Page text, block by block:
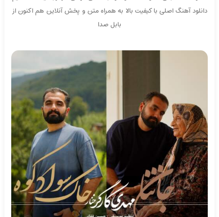
دانلود آهنگ اصلی با کیفیت بالا به همراه متن و پخش آنلاین هم اکنون از
بابل صدا